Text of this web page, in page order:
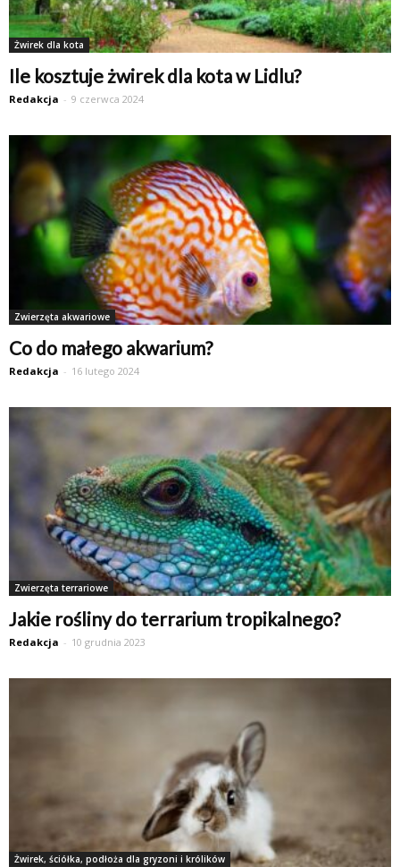
Żwirek dla kota
Ile kosztuje żwirek dla kota w Lidlu?
Redakcja - 9 czerwca 2024
Zwierzęta akwariowe
Co do małego akwarium?
Redakcja - 16 lutego 2024
Zwierzęta terrariowe
Jakie rośliny do terrarium tropikalnego?
Redakcja - 10 grudnia 2023
Żwirek, ściółka, podłoża dla gryzoni i królików